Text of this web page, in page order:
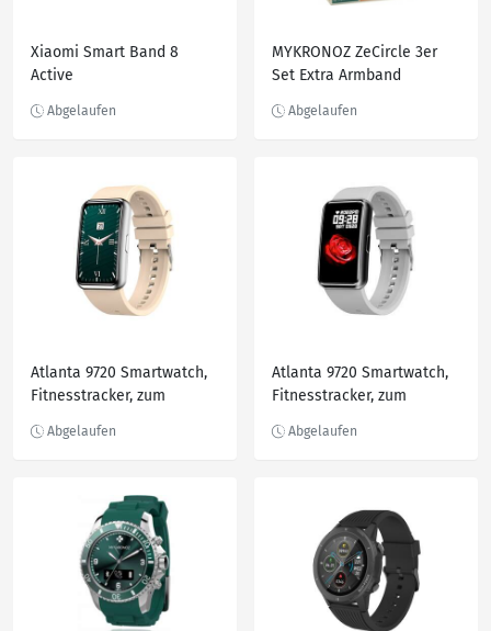
Xiaomi Smart Band 8
Active
MYKRONOZ ZeCircle 3er
Set Extra Armband
Atlanta 9720 Smartwatch,
Fitnesstracker, zum
wasserdicht
Atlanta 9720 Smartwatch,
Fitnesstracker, zum
wasserdicht